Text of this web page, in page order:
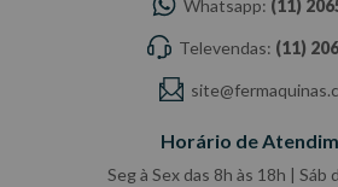
Whatsapp: (11)
Televendas: (11)
Horário de
Seg à Sex das 8h às 18h | Sáb